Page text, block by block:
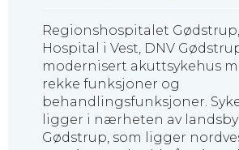
Regionshospitalet
Hospital i Vest, DNV
modernisert akuttsykehus
rekke funksjoner og
behandlingsfunksjoner.
ligger i nærheten av
Gødstrup, som ligger